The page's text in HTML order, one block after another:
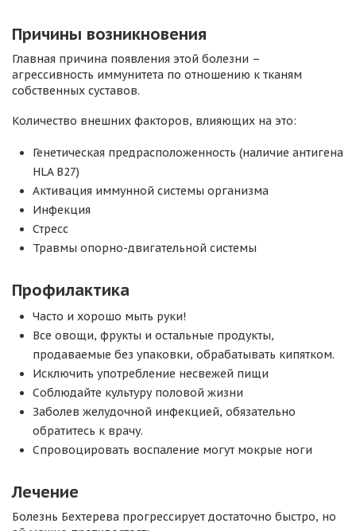
Причины возникновения
Главная причина появления этой болезни –
агрессивность иммунитета по отношению к тканям
собственных суставов.
Количество внешних факторов, влияющих на это:
Генетическая предрасположенность (наличие антигена
HLA B27)
Активация иммунной системы организма
Инфекция
Стресс
Травмы опорно-двигательной системы
Профилактика
Часто и хорошо мыть руки!
Все овощи, фрукты и остальные продукты,
продаваемые без упаковки, обрабатывать кипятком.
Исключить употребление несвежей пищи
Соблюдайте культуру половой жизни
Заболев желудочной инфекцией, обязательно
обратитесь к врачу.
Спровоцировать воспаление могут мокрые ноги
Лечение
Болезнь Бехтерева прогрессирует достаточно быстро, но